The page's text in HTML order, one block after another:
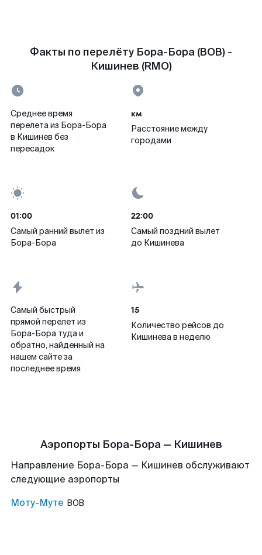
Факты по перелёту Бора-Бора (BOB) -
Кишинев (RMO)
Среднее время
перелета из Бора-Бора
в Кишинев без
пересадок
км
Расстояние между
городами
01:00
Самый ранний вылет из
Бора-Бора
22:00
Самый поздний вылет
до Кишинева
Самый быстрый
прямой перелет из
Бора-Бора туда и
обратно, найденный на
нашем сайте за
последнее время
15
Количество рейсов до
Кишинева в неделю
Аэропорты Бора-Бора — Кишинев
Направление Бора-Бора — Кишинев обслуживают
следующие аэропорты
Моту-Муте BOB